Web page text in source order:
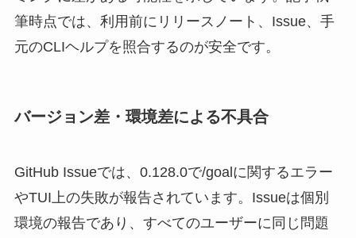
筆時点では、利用前にリリースノート、Issue、手
元のCLIヘルプを照合するのが安全です。
バージョン差・環境差による不具合
GitHub Issueでは、0.128.0で/goalに関するエラー
やTUI上の失敗が報告されています。Issueは個別
環境の報告であり、すべてのユーザーに同じ問題